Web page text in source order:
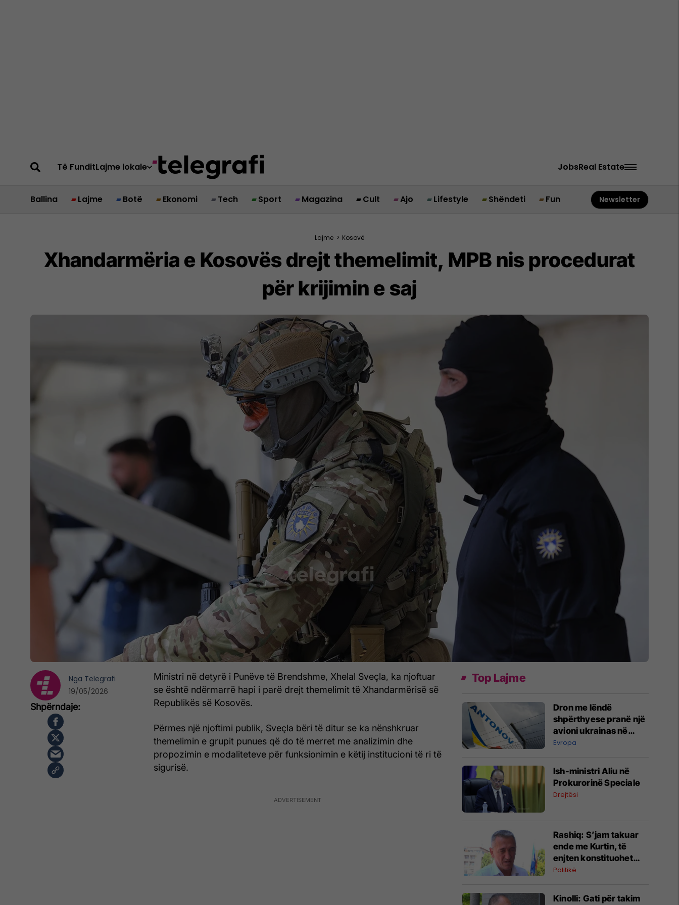
Të FunditLajme lokale JobsReal Estate
Ballina Lajme Botë Ekonomi Tech Sport Magazina Cult Ajo Lifestyle Shëndeti Fun Newsletter
Lajme > Kosovë
Xhandarmëria e Kosovës drejt themelimit, MPB nis procedurat
për krijimin e saj
Ministri në detyrë i Punëve të Brendshme, Xhelal Sveçla, ka njoftuar
se është ndërmarrë hapi i parë drejt themelimit të Xhandarmërisë së
Republikës së Kosovës.
Përmes një njoftimi publik, Sveçla bëri të ditur se ka nënshkruar
themelimin e grupit punues që do të merret me analizimin dhe
propozimin e modaliteteve për funksionimin e këtij institucioni të ri të
sigurisë.
Nga Telegrafi
19/05/2026
Top Lajme
Dron me lëndë
shpërthyese pranë një
avioni ukrainas në
Leipzig
Evropa
Ish-ministri ​Aliu në
Prokurorinë Speciale
Drejtësi
​Rashiq: S’jam takuar
ende me Kurtin, të
enjten konstituohet
kuvendi por s’votohet
Politikë
Kinolli: Gati për takim